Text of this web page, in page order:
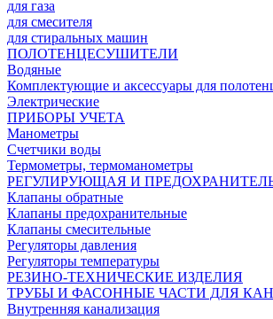
для газа
для смесителя
для стиральных машин
ПОЛОТЕНЦЕСУШИТЕЛИ
Водяные
Комплектующие и аксессуары для
Электрические
ПРИБОРЫ УЧЕТА
Манометры
Счетчики воды
Термометры, термоманометры
РЕГУЛИРУЮЩАЯ И
Клапаны обратные
Клапаны предохранительные
Клапаны смесительные
Регуляторы давления
Регуляторы температуры
РЕЗИНО-ТЕХНИЧЕСКИЕ ИЗДЕЛИЯ
ТРУБЫ И ФАСОННЫЕ ЧАСТИ ДЛЯ
Внутренняя канализация